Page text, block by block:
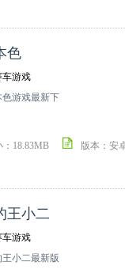
色
车游戏
游戏最新下
：18.83MB 版本：安
王小二
车游戏
小二最新版